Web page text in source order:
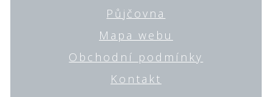
Půjčovna
Mapa webu
Obchodní podmínky
Kontakt